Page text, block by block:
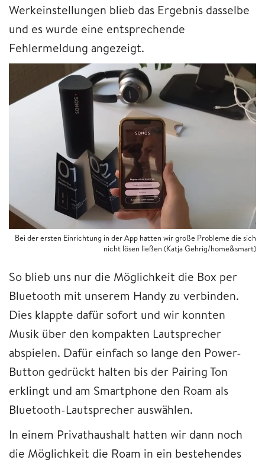
Werkeinstellungen blieb das Ergebnis dasselbe
und es wurde eine entsprechende
Fehlermeldung angezeigt.
Bei der ersten Einrichtung in der App hatten wir große Probleme die sich
nicht lösen ließen (Katja Gehrig/home&smart)
So blieb uns nur die Möglichkeit die Box per
Bluetooth mit unserem Handy zu verbinden.
Dies klappte dafür sofort und wir konnten
Musik über den kompakten Lautsprecher
abspielen. Dafür einfach so lange den Power-
Button gedrückt halten bis der Pairing Ton
erklingt und am Smartphone den Roam als
Bluetooth-Lautsprecher auswählen.
In einem Privathaushalt hatten wir dann noch
die Möglichkeit die Roam in ein bestehendes